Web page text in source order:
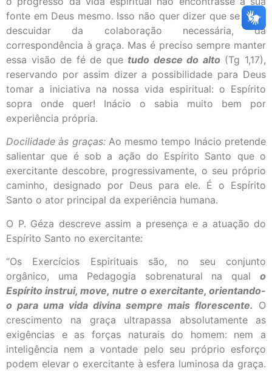
fonte em Deus mesmo. Isso não quer dizer que se deva
descuidar da colaboração necessária, da
correspondência à graça. Mas é preciso sempre manter
essa visão de fé de que tudo desce do alto (Tg 1,17),
reservando por assim dizer a possibilidade para Deus
tomar a iniciativa na nossa vida espiritual: o Espírito
sopra onde quer! Inácio o sabia muito bem por
experiência própria.
Docilidade às graças: Ao mesmo tempo Inácio pretende
salientar que é sob a ação do Espírito Santo que o
exercitante descobre, progressivamente, o seu próprio
caminho, designado por Deus para ele. É o Espírito
Santo o ator principal da experiência humana.
O P. Géza descreve assim a presença e a atuação do
Espírito Santo no exercitante:
“Os Exercícios Espirituais são, no seu conjunto
orgânico, uma Pedagogia sobrenatural na qual o
Espírito instrui, move, nutre o exercitante, orientando-
o para uma vida divina sempre mais florescente. O
crescimento na graça ultrapassa absolutamente as
exigências e as forças naturais do homem: nem a
inteligência nem a vontade pelo seu próprio esforço
podem elevar o exercitante à esfera luminosa da graça.